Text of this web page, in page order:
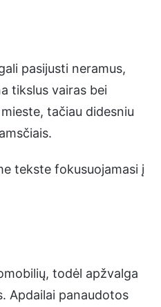
pasijusti neramus,
tikslus vairas bei
tačiau didesniu
tekste fokusuojamasi į
todėl apžvalga
Apdailai panaudotos